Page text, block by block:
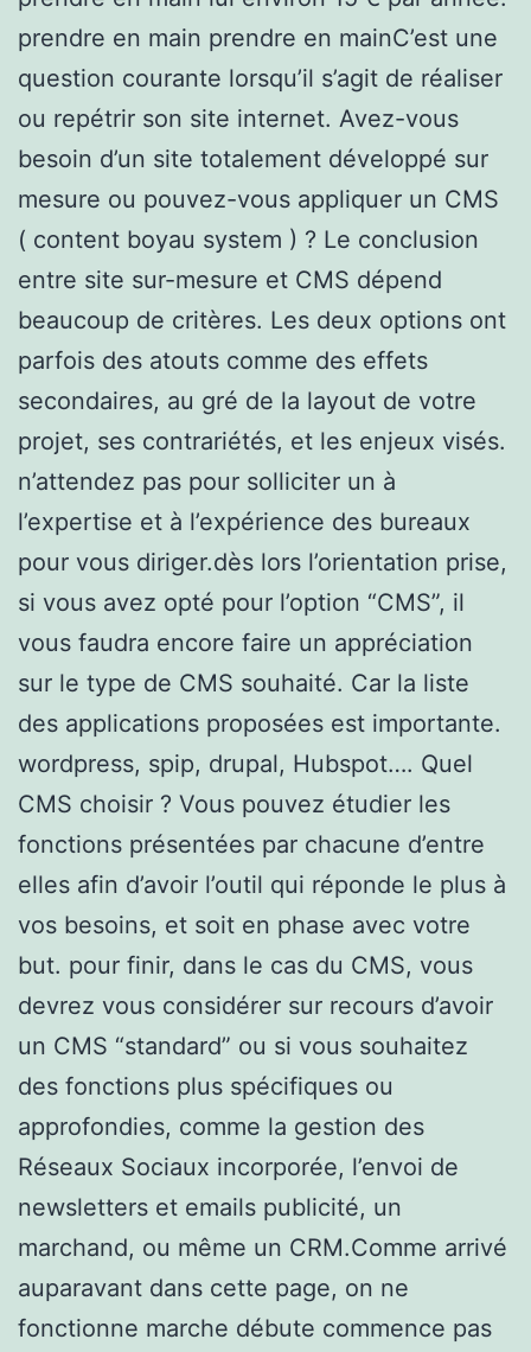
prendre en main prendre en mainC’est une
question courante lorsqu’il s’agit de réaliser
ou repétrir son site internet. Avez-vous
besoin d’un site totalement développé sur
mesure ou pouvez-vous appliquer un CMS
( content boyau system ) ? Le conclusion
entre site sur-mesure et CMS dépend
beaucoup de critères. Les deux options ont
parfois des atouts comme des effets
secondaires, au gré de la layout de votre
projet, ses contrariétés, et les enjeux visés.
n’attendez pas pour solliciter un à
l’expertise et à l’expérience des bureaux
pour vous diriger.dès lors l’orientation prise,
si vous avez opté pour l’option “CMS”, il
vous faudra encore faire un appréciation
sur le type de CMS souhaité. Car la liste
des applications proposées est importante.
wordpress, spip, drupal, Hubspot…. Quel
CMS choisir ? Vous pouvez étudier les
fonctions présentées par chacune d’entre
elles afin d’avoir l’outil qui réponde le plus à
vos besoins, et soit en phase avec votre
but. pour finir, dans le cas du CMS, vous
devrez vous considérer sur recours d’avoir
un CMS “standard” ou si vous souhaitez
des fonctions plus spécifiques ou
approfondies, comme la gestion des
Réseaux Sociaux incorporée, l’envoi de
newsletters et emails publicité, un
marchand, ou même un CRM.Comme arrivé
auparavant dans cette page, on ne
fonctionne marche débute commence pas